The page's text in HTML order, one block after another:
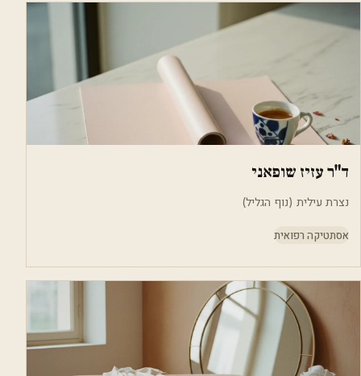
ד"ר עזיז שופאני
נצרת עילית (נוף הגליל)
אסתטיקה רפואית